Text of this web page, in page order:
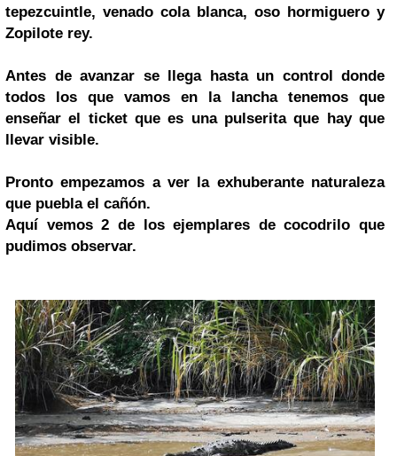
tepezcuintle, venado cola blanca, oso hormiguero y
Zopilote rey.
Antes de avanzar se llega hasta un control donde
todos los que vamos en la lancha tenemos que
enseñar el ticket que es una pulserita que hay que
llevar visible.
Pronto empezamos a ver la exhuberante naturaleza
que puebla el cañón.
Aquí vemos 2 de los ejemplares de cocodrilo que
pudimos observar.